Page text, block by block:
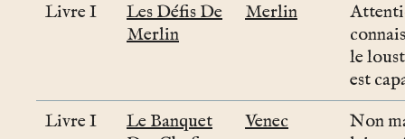
Livre I
Les Défis De
Merlin
Merlin
le
est
Livre I
Le Banquet
Venec
Non